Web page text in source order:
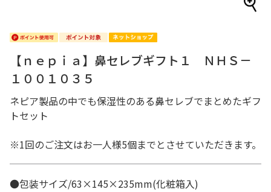
【ｎｅｐｉａ】鼻セレブギフト１ ＮＨＳ－
１００１０３５
ネピア製品の中でも保湿性のある鼻セレブでまとめたギフ
トセット
※1回のご注文はお一人様5個までとさせていただきます。
●包装サイズ/63×145×235mm(化粧箱入)